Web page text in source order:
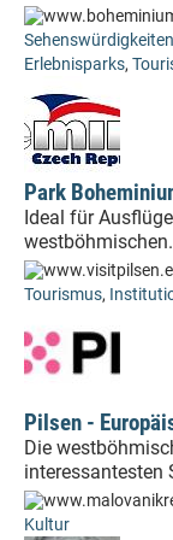
Sehenswürdigkeiten
Erlebnisparks,
Park
Ideal für
Tourismus,
Pilsen -
Die
interessantesten
Kultur